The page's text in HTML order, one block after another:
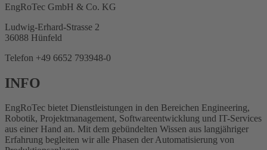
EngRoTec GmbH & Co. KG
Ludwig-Erhard-Strasse 2
36088 Hünfeld
Telefon +49 6652 793948-0
INFO
EngRoTec bietet Dienstleistungen in den Bereichen Engineering,
Robotik, Projektmanagement, Softwareentwicklung und IT-Services
aus einer Hand an. Mit dem gebündelten Wissen aus langjähriger
Erfahrung begleiten wir alle Phasen der Automatisierung von